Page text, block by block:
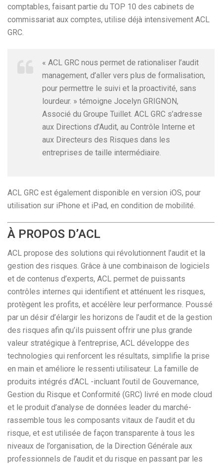
comptables, faisant partie du TOP 10 des cabinets de
commissariat aux comptes, utilise déjà intensivement ACL
GRC.
« ACL GRC nous permet de rationaliser l’audit
management, d’aller vers plus de formalisation,
pour permettre le suivi et la proactivité, sans
lourdeur. » témoigne Jocelyn GRIGNON,
Associé du Groupe Tuillet. ACL GRC s’adresse
aux Directions d’Audit, au Contrôle Interne et
aux Directeurs des Risques dans les
entreprises de taille intermédiaire.
ACL GRC est également disponible en version iOS, pour
utilisation sur iPhone et iPad, en condition de mobilité.
À PROPOS D’ACL
ACL propose des solutions qui révolutionnent l’audit et la
gestion des risques. Grâce à une combinaison de logiciels
et de contenus d’experts, ACL permet de puissants
contrôles internes qui identifient et atténuent les risques,
protègent les profits, et accélère leur performance. Poussé
par un désir d’élargir les horizons de l’audit et de la gestion
des risques afin qu’ils puissent offrir une plus grande
valeur stratégique à l’entreprise, ACL développe des
technologies qui renforcent les résultats, simplifie la prise
en main et améliore le ressenti utilisateur. La famille de
produits intégrés d’ACL -incluant l’outil de Gouvernance,
Gestion du Risque et Conformité (GRC) livré en mode cloud
et le produit d’analyse de données leader du marché-
rassemble tous les composants vitaux de l’audit et du
risque, et est utilisée de façon transparente à tous les
niveaux de l’organisation, de la Direction Générale aux
professionnels de l’audit et du risque en passant par les